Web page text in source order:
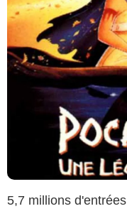
5,7 millions d'entrées